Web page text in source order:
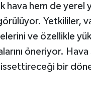
hava hem de yerel
Yetkililer,
ve özellikle
öneriyor. Hava
bir